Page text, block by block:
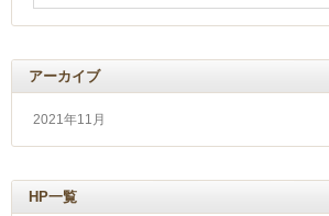
アーカイブ
2021年11月
HP一覧